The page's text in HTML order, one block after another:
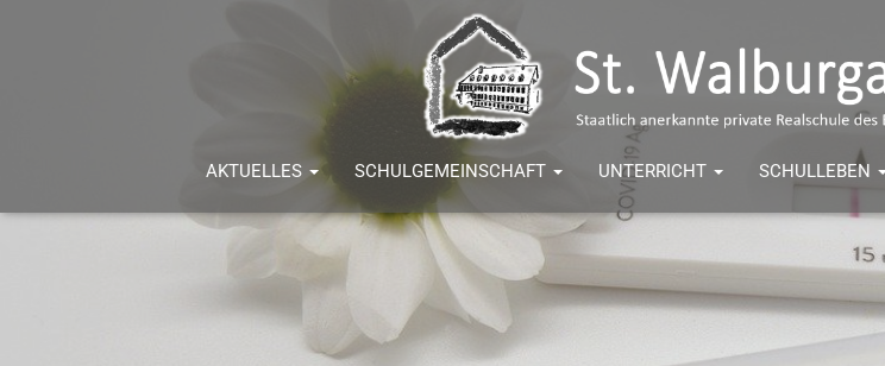
AKTUELLES SCHULGEMEINSCHAFT UNTERRICHT SCHULLEBEN